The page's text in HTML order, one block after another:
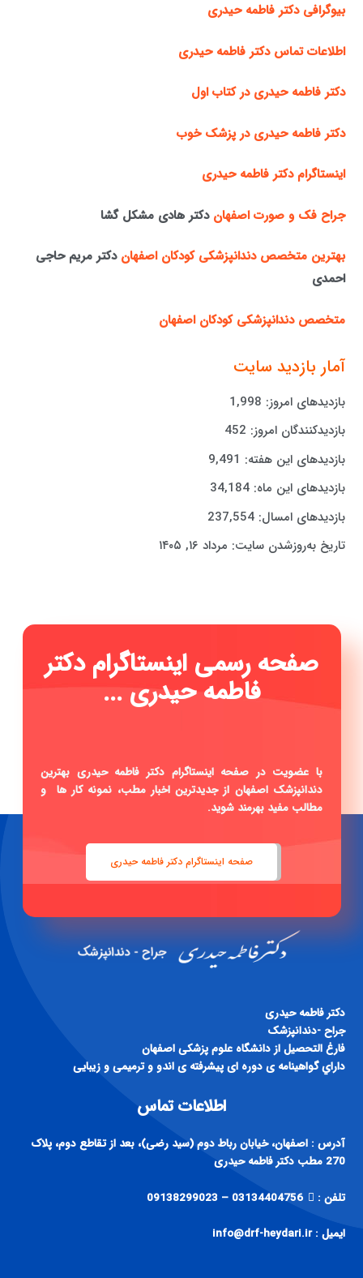
بیوگرافی دکتر فاطمه حیدری
اطلاعات تماس دکتر فاطمه حیدری
دکتر فاطمه حیدری در کتاب اول
دکتر فاطمه حیدری در پزشک خوب
اینستاگرام دکتر فاطمه حیدری
جراح فک و صورت اصفهان دکتر هادی مشکل گشا
بهترین متخصص دندانپزشکی کودکان اصفهان دکتر مریم حاجی
احمدی
متخصص دندانپزشکی کودکان اصفهان
آمار بازدید سایت
بازدیدهای امروز: 1,998
بازدیدکنندگان امروز: 452
بازدیدهای این هفته: 9,491
بازدیدهای این ماه:34,184
بازدیدهای امسال:237,554
تاریخ به‌روزشدن سایت: مرداد ۱۶, ۱۴۰۵
صفحه رسمی اینستاگرام دکتر
فاطمه حیدری ...
با عضویت در صفحه اینستاگرام دکتر فاطمه حیدری بهترین
دندانپزشک اصفهان از جدیدترین اخبار مطب، نمونه کار ها و
مطالب مفید بهرمند شوید.
صفحه اینستاگرام دکتر فاطمه حیدری
دكتر فاطمه حيدری
جراح -دندانپزشک
فارغ التحصيل از دانشگاه علوم پزشكی اصفهان
داراي گواهينامه ی دوره ای پيشرفته ی اندو و ترميمی و زيبايی
اطلاعات تماس
آدرس : اصفهان، خیابان رباط دوم (سید رضی)، بعد از تقاطع دوم، پلاک
270 مطب دکتر فاطمه حیدری
تلفن : 03134404756 – 09138299023
ایمیل : info@drf-heydari.ir